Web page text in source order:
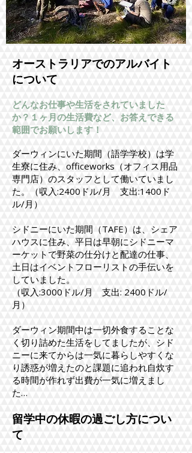
オーストラリアでのアルバイト
について
どんなお仕事や生活をされていました
か？１ヶ月の生活費など、お答えできる
範囲でお願いします！
ダーウィンにいた期間（語学学校）は学
生寮に住み、officeworks（オフィス用品
専門店）のスタッフとして働いていまし
た。（収入:2400ドル/月 支出:1400ド
ル/月）
シドニーにいた期間（TAFE）は、シェア
ハウスに住み、平日は早朝にシドニーマ
ーケットで野菜の仕分けと配達の仕事、
土日はイベントフローリストの手伝いを
していました。
（収入:3000ドル/月 支出: 2400ドル/
月）
ダーウィン期間中は一切外食することな
く切り詰めた生活をしてましたが、シド
ニーに来てからは一気に暮らしやすくな
り誘惑が増えたのと課題に追われ自炊す
る時間が作れず出費が一気に増えまし
た…
​留学中の休暇の過ごし方につい
て